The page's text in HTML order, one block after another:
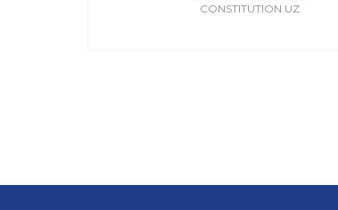
CONSTITUTION.UZ